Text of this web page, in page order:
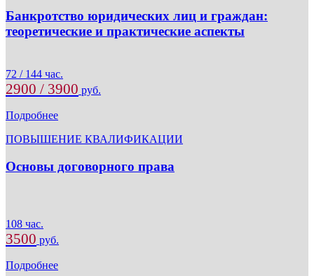
Банкротство юридических лиц и граждан:
теоретические и практические аспекты
72 / 144 час.
2900 / 3900 руб.
Подробнее
ПОВЫШЕНИЕ КВАЛИФИКАЦИИ
Основы договорного права
108 час.
3500 руб.
Подробнее